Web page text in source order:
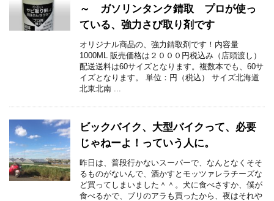
～ ガソリンタンク錆取 プロが使っ
ている、強力さび取り剤です
オリジナル商品の、強力錆取剤です！内容量
1000ML 販売価格は２０００円税込み（店頭渡し）
配送送料は60サイズとなります。複数本でも、60サ
イズとなります。 単位：円（税込） サイズ北海道
北東北南 ...
ビックバイク、大型バイクって、必要
じゃねーよ！っていう人に。
昨日は、普段行かないスーパーで、なんとなくそそ
るものがないんで、酒かすとモッツァレラチーズな
ど買ってしまいました＾＾。犬に食べさすか、僕が
食べるかで、ブリのアラも買ったから、夜はそれや